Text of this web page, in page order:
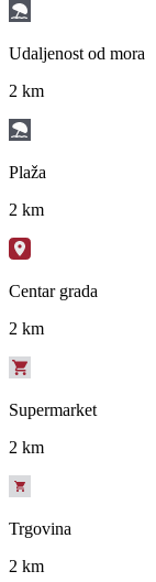
Udaljenost od mora
2 km
Plaža
2 km
Centar grada
2 km
Supermarket
2 km
Trgovina
2 km